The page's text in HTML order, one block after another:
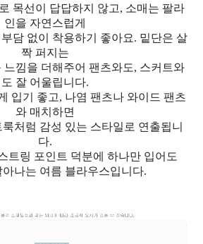
목선이 답답하지 않고, 소매는 팔라
인을 자연스럽게
담 없이 착용하기 좋아요. 밑단은 살
짝 퍼지는
느낌을 더해주어 팬츠와도, 스커트와
도 잘 어울립니다.
입기 좋고, 나염 팬츠나 와이드 팬츠
와 매치하면
처럼 감성 있는 스타일로 연출됩니
다.
트링 포인트 덕분에 하나만 입어도
나는 여름 블라우스입니다.